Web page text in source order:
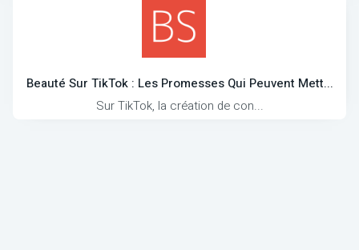
Beauté Sur TikTok : Les Promesses Qui Peuvent Mett...
Sur TikTok, la création de con...